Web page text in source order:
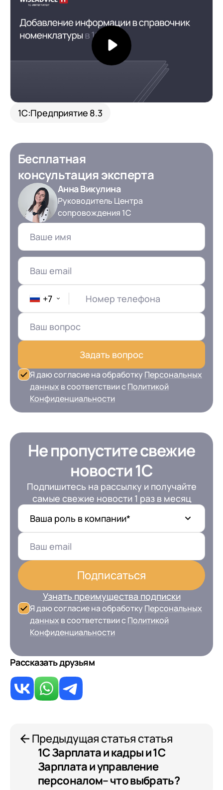
1С:Предприятие 8.3
Бесплатная
консультация эксперта
Анна Викулина
Руководитель Центра
сопровождения 1С
+7 Номер телефона
Задать вопрос
Я даю согласие на обработку Персональных
данных в соответствии сПолитикой
Конфиденциальности
Не пропустите свежие
новости 1С
Подпишитесь на рассылку и получайте
самые свежие новости 1 раз в месяц
Ваша роль в компании*
Подписаться
Узнать преимущества подписки
Я даю согласие на обработку Персональных
данных в соответствии сПолитикой
Конфиденциальности
Рассказать друзьям
Предыдущая статья статья
1С Зарплата и кадры и 1С
Зарплата и управление
персоналом– что выбрать?